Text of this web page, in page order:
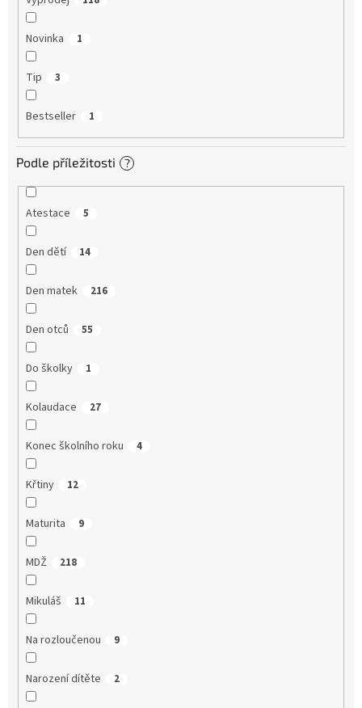
Novinka 1
Tip 3
Bestseller 1
Podle příležitosti ?
Atestace 5
Den dětí 14
Den matek 216
Den otců 55
Do školky 1
Kolaudace 27
Konec školního roku 4
Křtiny 12
Maturita 9
MDŽ 218
Mikuláš 11
Na rozloučenou 9
Narození dítěte 2